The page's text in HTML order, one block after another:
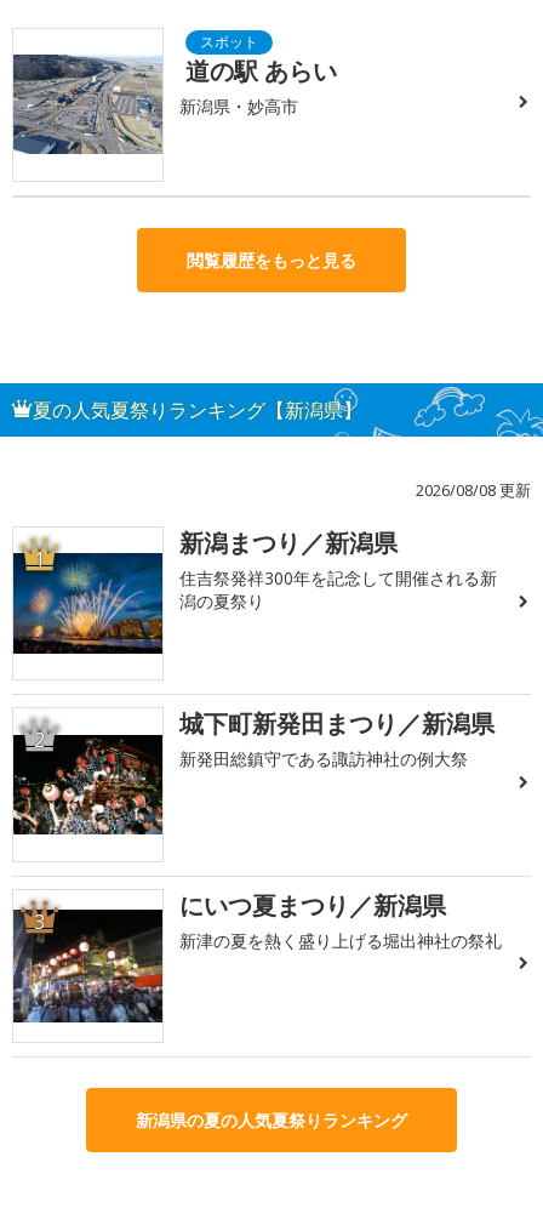
道の駅 あらい
新潟県・妙高市
閲覧履歴をもっと見る
夏の人気夏祭りランキング【新潟県】
2026/08/08 更新
1 新潟まつり／新潟県
住吉祭発祥300年を記念して開催される新
潟の夏祭り
2 城下町新発田まつり／新潟県
新発田総鎮守である諏訪神社の例大祭
3 にいつ夏まつり／新潟県
新津の夏を熱く盛り上げる堀出神社の祭礼
新潟県の夏の人気夏祭りランキング